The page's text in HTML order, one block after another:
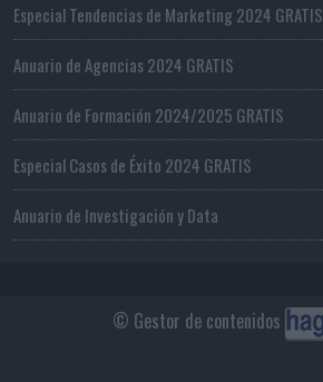
Especial Tendencias de Marketing 2024 GRATIS
Anuario de Agencias 2024 GRATIS
Anuario de Formación 2024/2025 GRATIS
Especial Casos de Éxito 2024 GRATIS
Anuario de Investigación y Data
© Gestor de contenidos